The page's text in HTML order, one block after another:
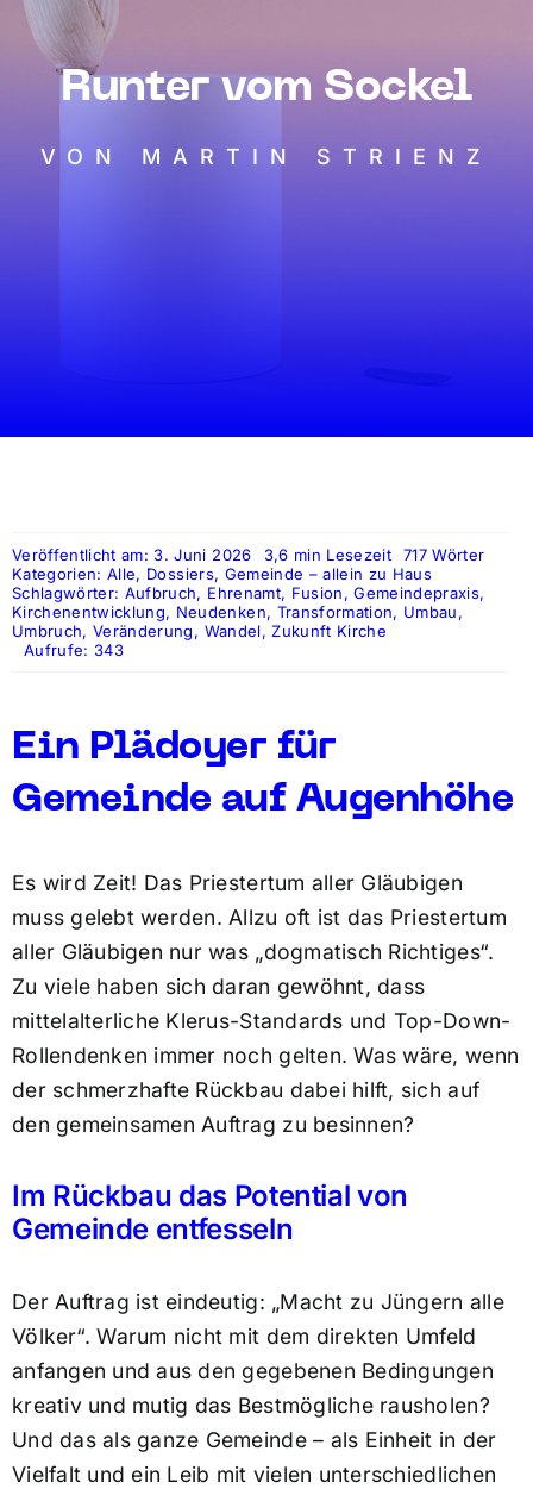
Runter vom Sockel
VON MARTIN STRIENZ
Veröffentlicht am: 3. Juni 2026 3,6 min Lesezeit
717 Wörter
Kategorien:Alle, Dossiers, Gemeinde – allein zu Haus
Schlagwörter: Aufbruch, Ehrenamt, Fusion,Gemeindepraxis,
Kirchenentwicklung, Neudenken, Transformation, Umbau,
Umbruch,Veränderung, Wandel,Zukunft Kirche
Aufrufe: 343
Ein Plädoyer für
Gemeinde auf Augenhöhe
Es wird Zeit! Das Priestertum aller Gläubigen
muss gelebt werden. Allzu oft ist das Priestertum
aller Gläubigen nur was „dogmatisch Richtiges“.
Zu viele haben sich daran gewöhnt, dass
mittelalterliche Klerus-Standards und Top-Down-
Rollendenken immer noch gelten. Was wäre, wenn
der schmerzhafte Rückbau dabei hilft, sich auf
den gemeinsamen Auftrag zu besinnen?
Im Rückbau das Potential von
Gemeinde entfesseln
Der Auftrag ist eindeutig: „Macht zu Jüngern alle
Völker“. Warum nicht mit dem direkten Umfeld
anfangen und aus den gegebenen Bedingungen
kreativ und mutig das Bestmögliche rausholen?
Und das als ganze Gemeinde – als Einheit in der
Vielfalt und ein Leib mit vielen unterschiedlichen